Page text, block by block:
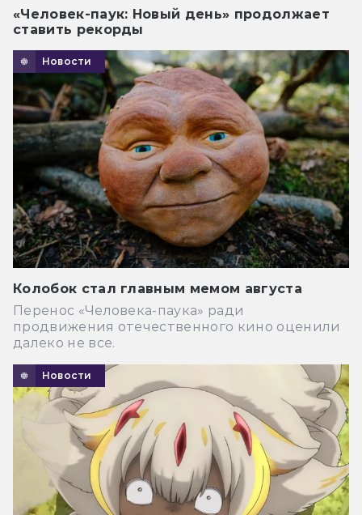
«Человек-паук: Новый день» продолжает
ставить рекорды
Новости
Колобок стал главным мемом августа
Перенос «Человека-паука» ради
продвижения отечественного кино оценили
далеко не все.
Новости